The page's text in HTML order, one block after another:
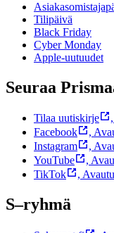
Tilipäivä
Black Friday
Cyber Monday
Apple-uutuudet
Seuraa
Tilaa uutiskirje ,
Facebook
,
Instagram
,
YouTube
,
TikTok
,
S–ryhmä